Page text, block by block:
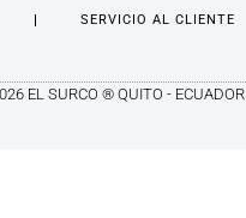
SERVICIO AL CLIENTE
EL SURCO ® QUITO - ECUADOR